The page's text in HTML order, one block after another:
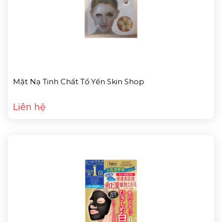
Mặt Nạ Tinh Chất Tổ Yến Skin Shop
Liên hệ